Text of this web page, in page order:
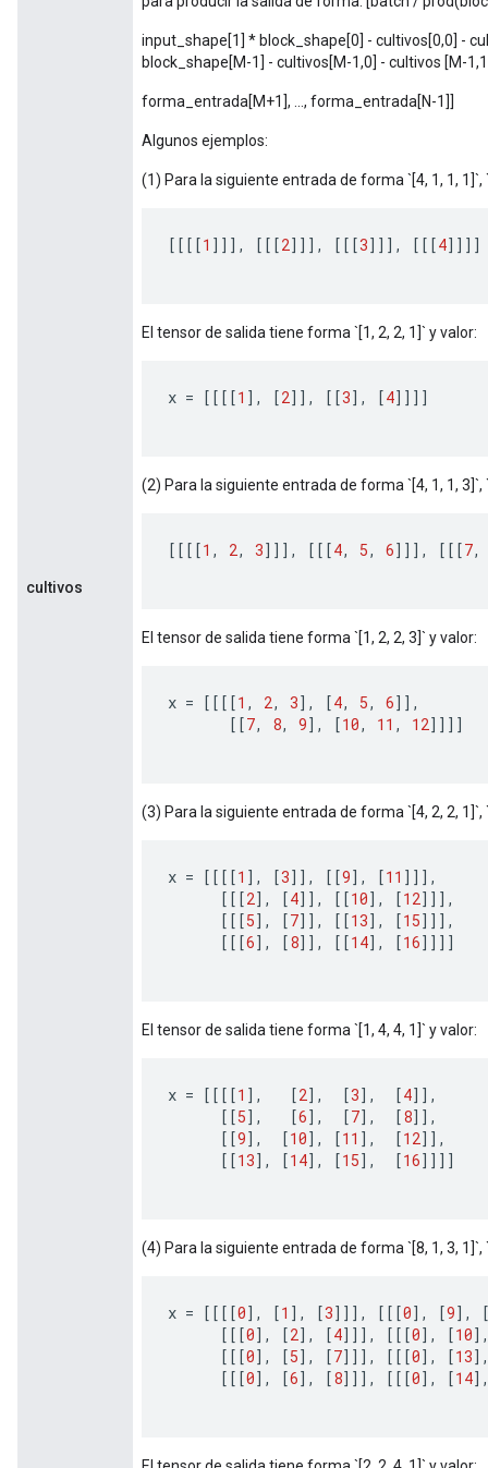
cultivos
input_shape[1] * block_shape[0] - cultivos[0,0] -
block_shape[M-1] - cultivos[M-1,0] - cultivos [M-
forma_entrada[M+1], ..., forma_entrada[N-1]]
Algunos ejemplos:
(1) Para la siguiente entrada de forma `[4, 1, 1, 1]`,
[[[[1 ]]] , [[[2]]] , [[[3]]] , [[[4]]]]
El tensor de salida tiene forma `[1, 2, 2, 1]` y valor:
x = [[[[1 ] , [2]] , [[3] , [4]]]]
(2) Para la siguiente entrada de forma `[4, 1, 1, 3]`,
[[[[1 , 2, 3]]] , [[[4, 5, 6]]] , [[[7,
El tensor de salida tiene forma `[1, 2, 2, 3]` y valor:
x = [[[[1 , 2, 3] , [4, 5, 6]] ,
[[7, 8, 9] , [10, 11 , 12]]]]
(3) Para la siguiente entrada de forma `[4, 2, 2, 1]`,
x = [[[[1 ] , [3]] , [[9] , [11 ]]] ,
[[[2] , [4]] , [[10] , [12]]] ,
[[[5] , [7]] , [[13] , [15]]] ,
[[[6] , [8]] , [[14] , [16]]]]
El tensor de salida tiene forma `[1, 4, 4, 1]` y valor:
x = [[[[1 ] , [2] , [3] , [4]] ,
[[5] , [6] , [7] , [8]] ,
[[9] , [10] , [11 ] , [12]] ,
[[13] , [14] , [15] , [16]]]]
(4) Para la siguiente entrada de forma `[8, 1, 3, 1]`,
x = [[[[0] , [1 ] , [3]]] , [[[0] , [9] ,
[[[0] , [2] , [4]]] , [[[0] , [10]
[[[0] , [5] , [7]]] , [[[0] , [13]
[[[0] , [6] , [8]]] , [[[0] , [14]